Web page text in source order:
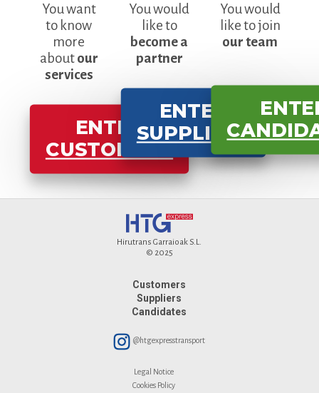
You want
to know
more
aboutour
services
ENTER
CUSTOMERS
You would
like to
become a
partner
ENTER
SUPPLIERS
You would
like to join
our team
Hirutrans Garraioak S.L.
© 2025
Customers
Suppliers
Candidates
@htgexpresstransport
Legal Notice
Cookies Policy